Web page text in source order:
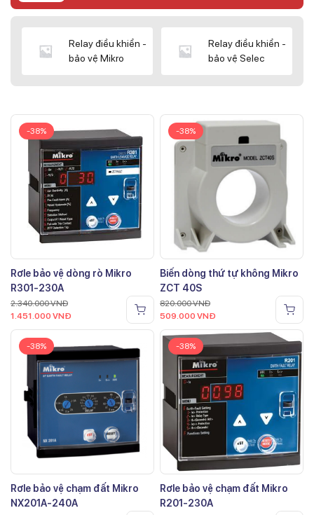
Relay điều khiển -
bảo vệ Mikro
Relay điều khiển -
bảo vệ Selec
-38%
Rơle bảo vệ dòng rò Mikro
R301-230A
2.340.000VNĐ
1.451.000 VNĐ
-38%
Biến dòng thứ tự không Mikro
ZCT 40S
820.000VNĐ
509.000 VNĐ
-38%
Rơle bảo vệ chạm đất Mikro
NX201A-240A
-38%
Rơle bảo vệ chạm đất Mikro
R201-230A